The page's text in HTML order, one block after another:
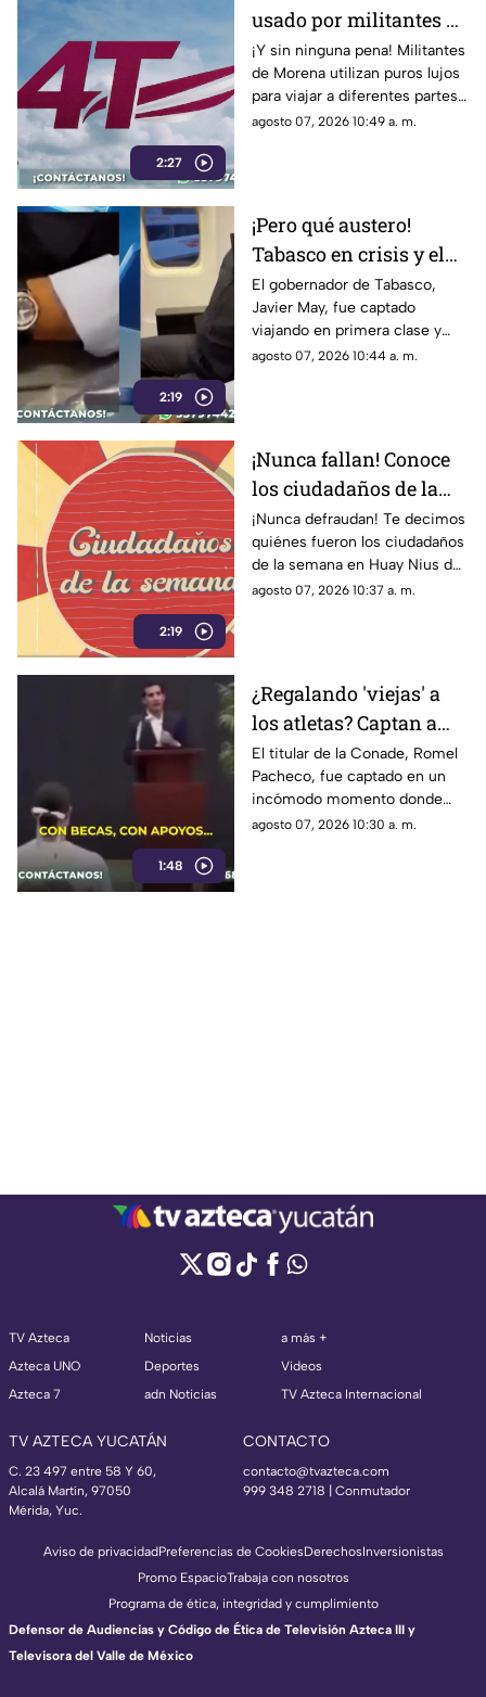
2:27
usado por militantes de
Morena para viajar con
lujos
¡Y sin ninguna pena! Militantes
de Morena utilizan puros lujos
para viajar a diferentes partes
del mundo mientras profesan
agosto 07, 2026 10:49 a. m.
2:19
¡Pero qué austero!
Tabasco en crisis y el
gobernador, Javier
May, viajando en
primera clase
El gobernador de Tabasco,
Javier May, fue captado
viajando en primera clase y
usando un reloj de lujo que,
agosto 07, 2026 10:44 a. m.
2:19
¡Nunca fallan! Conoce
los ciudadaños de la
semana del 3 al 9 de
agosto de 2026 en Huay
Nius
¡Nunca defraudan! Te decimos
quiénes fueron los ciudadaños
de la semana en Huay Nius del
3 al 9 de agosto de 2026.
agosto 07, 2026 10:37 a. m.
1:48
¿Regalando 'viejas' a
los atletas? Captan a
Romel Pacheco en
incómodo momento
(+Video)
El titular de la Conade, Romel
Pacheco, fue captado en un
incómodo momento donde
confundió la palabra viajes con
agosto 07, 2026 10:30 a. m.
TV Azteca
Azteca UNO
Azteca 7
Noticias
Deportes
adn Noticias
a más +
Videos
TV Azteca Internacional
TV AZTECA YUCATÁN
C. 23 497 entre 58 Y 60,
Alcalá Martín, 97050
Mérida, Yuc.
CONTACTO
contacto@tvazteca.com
999 348 2718 | Conmutador
Aviso de privacidadPreferencias de CookiesDerechosInversionistas
Promo EspacioTrabaja con nosotros
Programa de ética, integridad y cumplimiento
Defensor de Audiencias y Código de Ética de Televisión Azteca III y
Televisora del Valle de México